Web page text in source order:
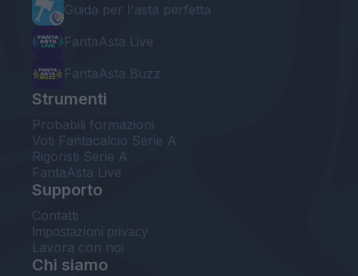
Guida per l'asta perfetta
FantaAsta Live
FantaAsta Buzz
Strumenti
Probabili formazioni
Voti Fantacalcio Serie A
Rigoristi Serie A
FantaAsta Live
Supporto
Contatti
Impostazioni privacy
Lavora con noi
Chi siamo